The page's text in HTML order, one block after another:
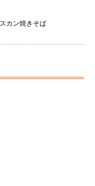
カン焼きそば